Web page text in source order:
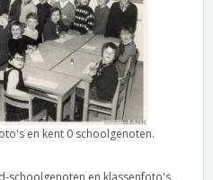
en kent 0 schoolgenoten.
schoolgenoten en klassenfoto's